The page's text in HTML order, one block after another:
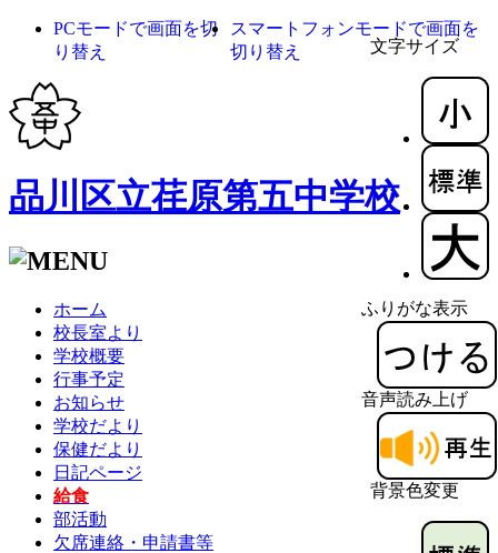
文字サイズ
ふりがな表示
音声読み上げ
背景色変更
PCモードで画面を切
り替え
スマートフォンモードで画面を
切り替え
品川区立荏原第五中学校
ホーム
校長室より
学校概要
行事予定
お知らせ
学校だより
保健だより
日記ページ
給食
部活動
欠席連絡・申請書等